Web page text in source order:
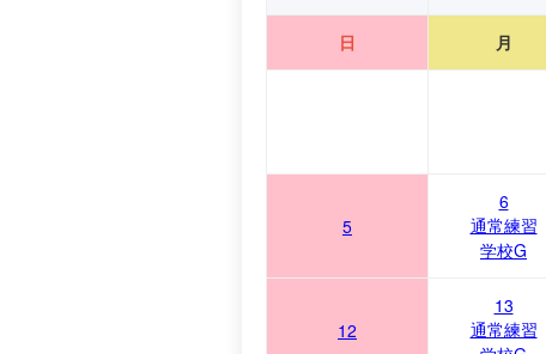
日 月
5
6
通常練習
学校G
12
13
通常練習